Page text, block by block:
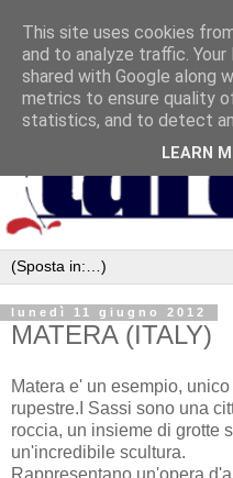
lunedì 11 giugno 2012
MATERA (ITALY)
Matera e' un esempio,
rupestre.I Sassi sono una
roccia, un insieme di grotte
un'incredibile scultura.
This site uses cookies
and to analyze traffic.
shared with Google along
metrics to ensure quality
statistics, and to detect
LEARN